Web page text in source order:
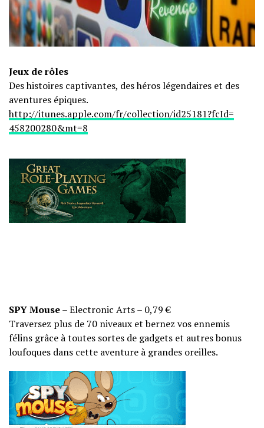
Jeux de rôles
Des histoires captivantes, des héros légendaires et des
aventures épiques.
http://itunes.apple.com/fr/collection/id25181?fcId=
458200280&mt=8
SPY Mouse– Electronic Arts – 0,79 €
Traversez plus de 70 niveaux et bernez vos ennemis
félins grâce à toutes sortes de gadgets et autres bonus
loufoques dans cette aventure à grandes oreilles.